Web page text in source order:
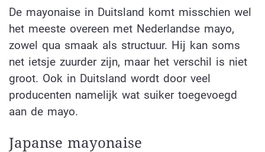
De mayonaise in Duitsland komt misschien wel
het meeste overeen met Nederlandse mayo,
zowel qua smaak als structuur. Hij kan soms
net ietsje zuurder zijn, maar het verschil is niet
groot. Ook in Duitsland wordt door veel
producenten namelijk wat suiker toegevoegd
aan de mayo.
Japanse mayonaise